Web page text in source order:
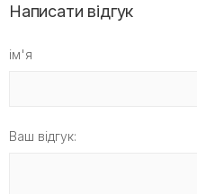
Написати відгук
ім'я
Ваш відгук: